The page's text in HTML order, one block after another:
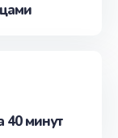
40 минут